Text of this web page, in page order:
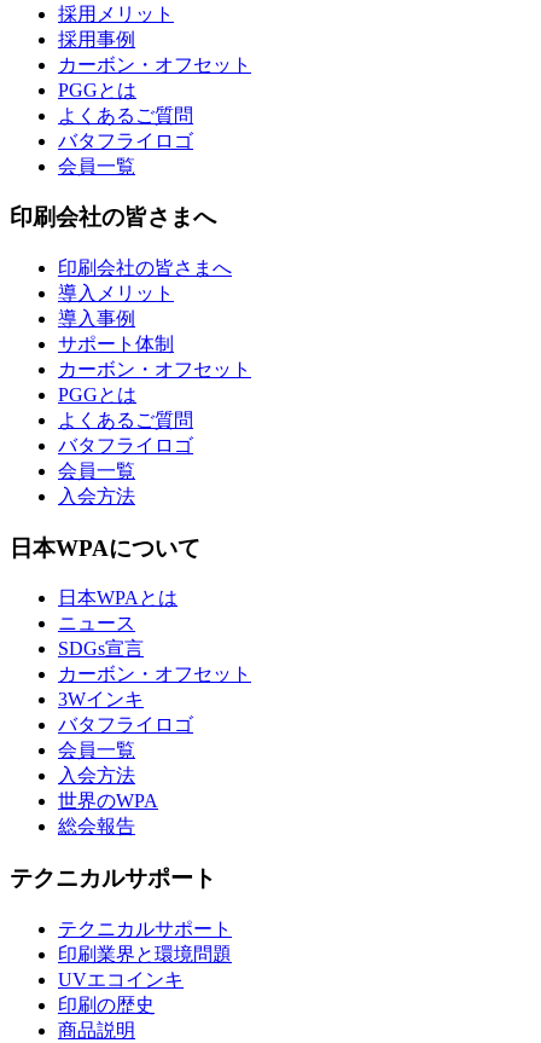
採用メリット
採用事例
カーボン・オフセット
PGGとは
よくあるご質問
バタフライロゴ
会員一覧
印刷会社の皆さまへ
印刷会社の皆さまへ
導入メリット
導入事例
サポート体制
カーボン・オフセット
PGGとは
よくあるご質問
バタフライロゴ
会員一覧
入会方法
日本WPAについて
日本WPAとは
ニュース
SDGs宣言
カーボン・オフセット
3Wインキ
バタフライロゴ
会員一覧
入会方法
世界のWPA
総会報告
テクニカルサポート
テクニカルサポート
印刷業界と環境問題
UVエコインキ
印刷の歴史
商品説明